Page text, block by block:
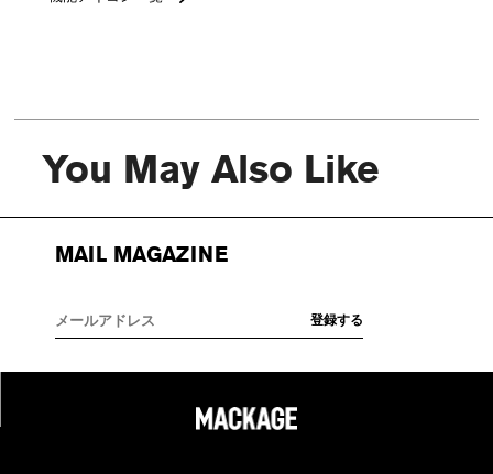
You May Also Like
MAIL MAGAZINE